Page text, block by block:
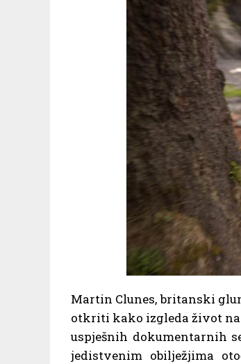
Martin Clunes, britanski
otkriti kako izgleda život na
uspješnih dokumentarnih
jedistvenim obilježjima